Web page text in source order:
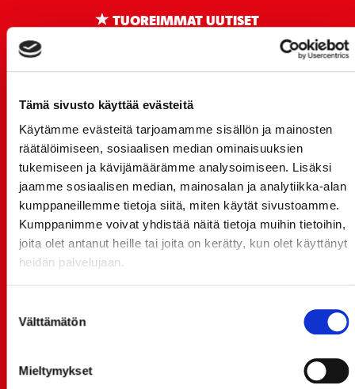
Tämä sivusto käyttää evästeitä
Käytämme evästeitä tarjoamamme sisällön ja mainosten
räätälöimiseen, sosiaalisen median ominaisuuksien
tukemiseen ja kävijämäärämme analysoimiseen. Lisäksi
jaamme sosiaalisen median, mainosalan ja analytiikka-alan
kumppaneillemme tietoja siitä, miten käytät sivustoamme.
Kumppanimme voivat yhdistää näitä tietoja muihin tietoihin,
joita olet antanut heille tai joita on kerätty, kun olet käyttänyt
heidän palvelujaan.
valinta
Välttämätön
Mieltymykset
TUOREIMMAT UUTISET
21.7. 12:00 - ENNAKKOKYSYNTÄ POIKKEUKSELLISTA
20.07.
TULE MUKAAN ILMAISEEN
LIIKUNTALEIKKIKOULUUN KESÄ-HEINÄKUUSSA!
15.07.
SPORT-ÄSSÄT JA KOKO JOUKKUEEN MEET&GREET
TO 13.8. - LIPUT NYT MYYNNISSÄ
monikymmenvuotiselle yhteistyölle
Early Bird-lippupaketit nyt myynnissä! - näe
Jokerit-matsi ja useat muut